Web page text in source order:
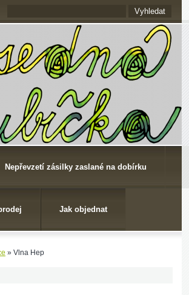
Nepřevzetí zásilky zaslané na dobírku
Jak objednat
» Vlna Hep